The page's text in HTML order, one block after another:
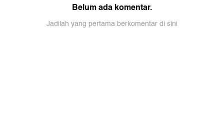
Belum ada komentar.
Jadilah yang pertama berkomentar di sini